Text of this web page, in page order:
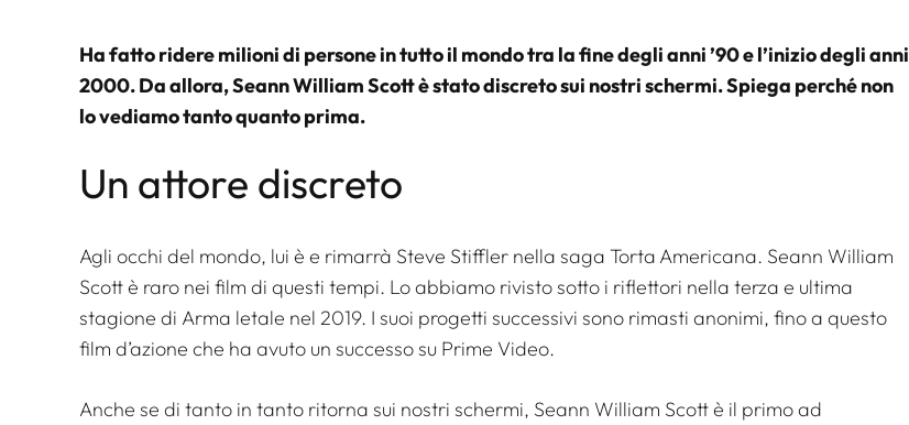
Ha fatto ridere milioni di persone in tutto il mondo tra la fine degli anni ’90 e l’inizio degli anni
2000. Da allora, Seann William Scott è stato discreto sui nostri schermi. Spiega perché non
lo vediamo tanto quanto prima.
Un attore discreto
Agli occhi del mondo, lui è e rimarrà Steve Stiffler nella saga Torta Americana. Seann William
Scott è raro nei film di questi tempi. Lo abbiamo rivisto sotto i riflettori nella terza e ultima
stagione di Arma letale nel 2019. I suoi progetti successivi sono rimasti anonimi, fino a questo
film d’azione che ha avuto un successo su Prime Video.
Anche se di tanto in tanto ritorna sui nostri schermi, Seann William Scott è il primo ad